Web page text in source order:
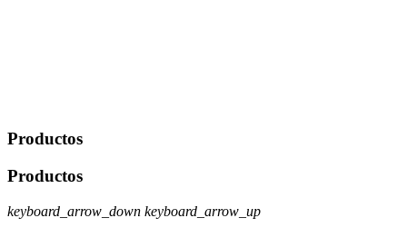
Productos
Productos
keyboard_arrow_down keyboard_arrow_up